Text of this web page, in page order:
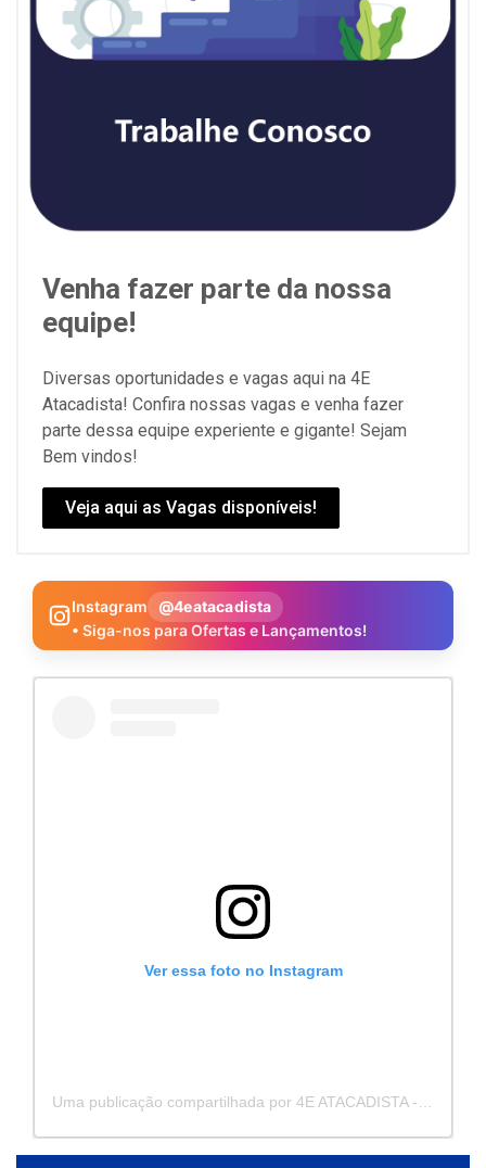
Venha fazer parte da nossa
equipe!
Diversas oportunidades e vagas aqui na 4E
Atacadista! Confira nossas vagas e venha fazer
parte dessa equipe experiente e gigante! Sejam
Bem vindos!
Veja aqui as Vagas disponíveis!
Instagram
@4eatacadista
• Siga-nos para Ofertas e Lançamentos!
Ver essa foto no Instagram